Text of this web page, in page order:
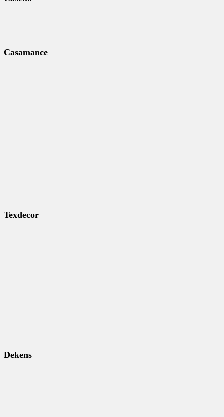
Casamance
Texdecor
Dekens